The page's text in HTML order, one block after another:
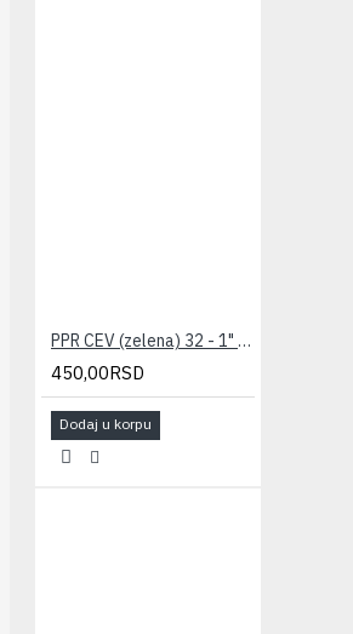
PPR CEV (zelena) 32 - 1" PESTAN
450,00RSD
Dodaj u korpu